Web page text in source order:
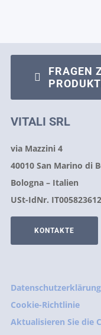
FRAGEN
VITALI SRL
via Mazzini 4
40010 San Marino di
Bologna – Italien
USt-IdNr.
KONTAKTE
Datenschutzerklärung
Cookie-Richtlinie
Aktualisieren Sie die